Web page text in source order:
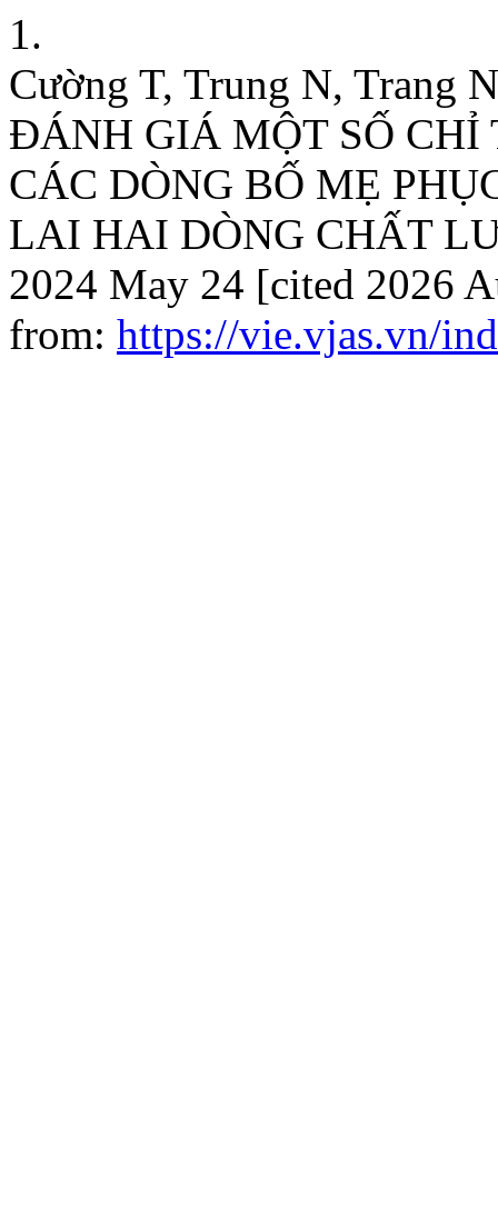
1.
Cường T, Trung N, Trang
ĐÁNH GIÁ MỘT SỐ CHỈ
CÁC DÒNG BỐ MẸ
LAI HAI DÒNG CHẤT
2024 May 24 [cited 2026
from: https://vie.vjas.vn/